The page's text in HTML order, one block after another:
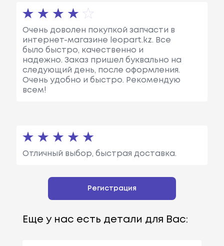
Очень доволен покупкой запчасти в
интернет-магазине leopart.kz. Все
было быстро, качественно и
надежно. Заказ пришел буквально на
следующий день, после оформления.
Очень удобно и быстро. Рекомендую
всем!
Отличный выбор, быстрая доставка.
Регистрация
Еще у нас есть детали для Вас: